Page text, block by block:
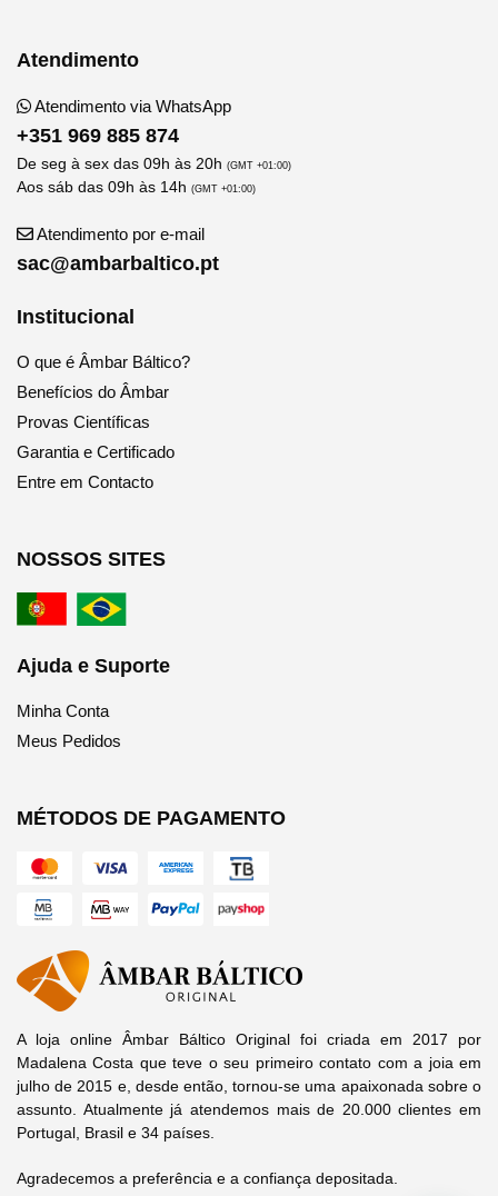
Atendimento
Atendimento via WhatsApp
+351 969 885 874
De seg à sex das 09h às 20h (GMT +01:00)
Aos sáb das 09h às 14h (GMT +01:00)
Atendimento por e-mail
sac@ambarbaltico.pt
Institucional
O que é Âmbar Báltico?
Benefícios do Âmbar
Provas Científicas
Garantia e Certificado
Entre em Contacto
NOSSOS SITES
Ajuda e Suporte
Minha Conta
Meus Pedidos
MÉTODOS DE PAGAMENTO
A loja online Âmbar Báltico Original foi criada em 2017 por
Madalena Costa que teve o seu primeiro contato com a joia em
julho de 2015 e, desde então, tornou-se uma apaixonada sobre o
assunto. Atualmente já atendemos mais de 20.000 clientes em
Portugal, Brasil e 34 países.
Agradecemos a preferência e a confiança depositada.